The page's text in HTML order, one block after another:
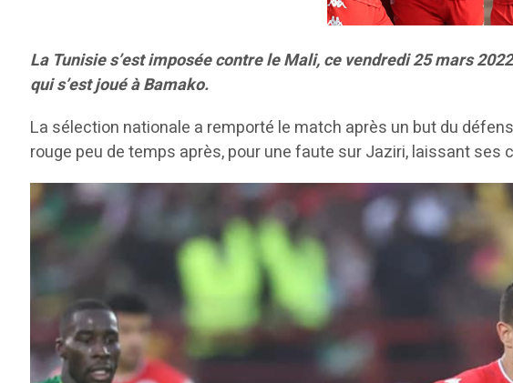
La Tunisie s’est imposée contre le Mali, ce vendredi 25 mars
qui s’est joué à Bamako.
La sélection nationale a remporté le match après un but du
rouge peu de temps après, pour une faute sur Jaziri, laissant